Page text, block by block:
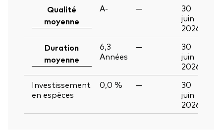
Qualité
moyenne
A- —
30
juin
2026
Duration
moyenne
6,3
Années
—
30
juin
2026
Investissement
en espèces
0,0 % —
30
juin
2026